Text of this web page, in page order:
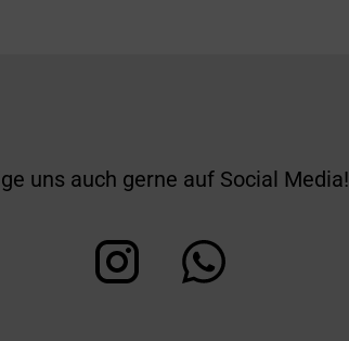
uns auch gerne auf Social Media!